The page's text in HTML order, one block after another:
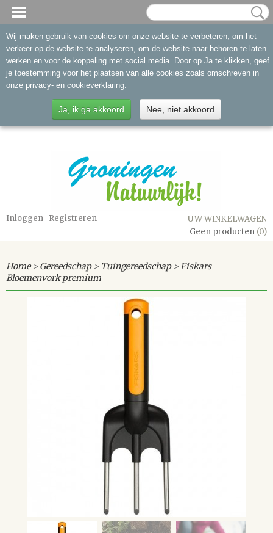
Inloggen Registreren
UW WINKELWAGEN
Geen producten (0)
Home>Gereedschap> Tuingereedschap>Fiskars
Bloemenvork premium
Wij maken gebruik van cookies om onze website te verbeteren, om het
verkeer op de website te analyseren, om de website naar behoren te laten
werken en voor de koppeling met social media. Door op Ja te klikken, geef
je toestemming voor het plaatsen van alle cookies zoals omschreven in
onze privacy- en cookieverklaring.
Ja, ik ga akkoord Nee, niet akkoord